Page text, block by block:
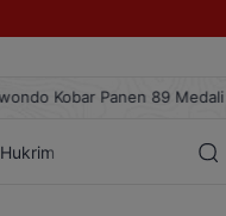
Ajang Bergengsi Rektor
Hukrim